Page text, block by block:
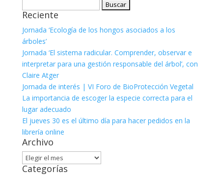
Reciente
Jornada ‘Ecología de los hongos asociados a los
árboles’
Jornada ‘El sistema radicular. Comprender, observar e
interpretar para una gestión responsable del árbol’, con
Claire Atger
Jornada de interés | VI Foro de BioProtección Vegetal
La importancia de escoger la especie correcta para el
lugar adecuado
El jueves 30 es el último día para hacer pedidos en la
librería online
Archivo
Archivo
Categorías